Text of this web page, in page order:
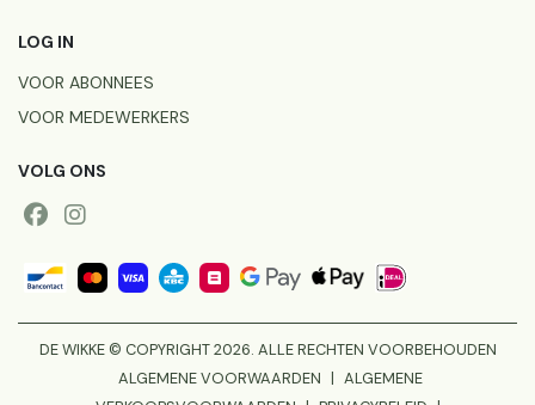
LOG IN
VOOR ABONNEES
VOOR MEDEWERKERS
VOLG ONS
DE WIKKE © COPYRIGHT 2026. ALLE RECHTEN VOORBEHOUDEN
ALGEMENE VOORWAARDEN | ALGEMENE